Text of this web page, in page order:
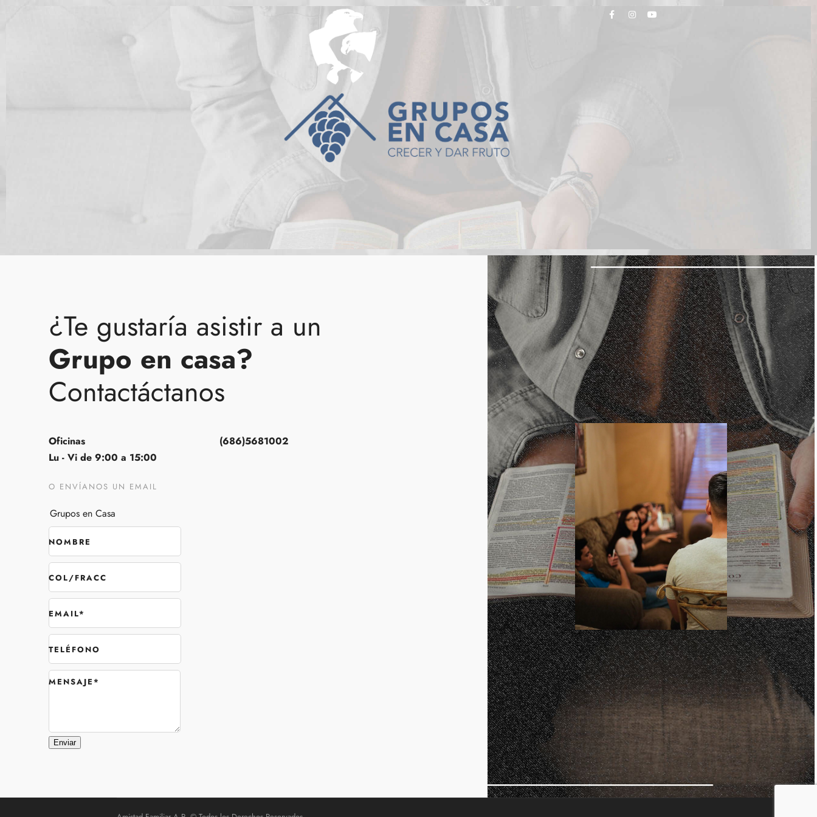
¿Te gustaría asistir a un
Grupo en casa?
Contactáctanos
Oficinas
Lu - Vi de 9:00 a 15:00
O ENVÍANOS UN EMAIL
(686)5681002
Grupos en Casa
NOMBRE
COL/FRACC
EMAIL*
TELÉFONO
MENSAJE*
Enviar